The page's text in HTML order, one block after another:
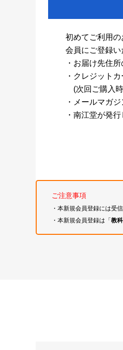
初めてご利用の
会員にご登録い
・お届け先住
・クレジット
(次回ご購入
・メールマガ
・南江堂が発
ご注意事項
・本新規会員登録には受
・本新規会員登録は「教